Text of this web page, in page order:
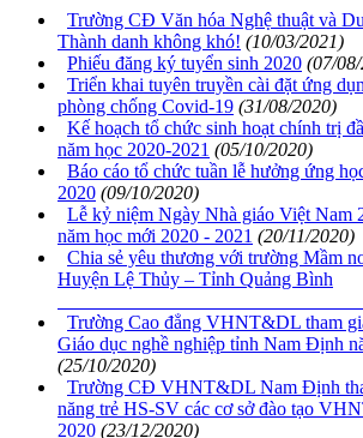
Trường CĐ Văn hóa Nghệ thuật và
Thành danh không khó! (10/03/2021)
Phiếu đăng ký tuyển sinh 2020 (07/
Triển khai tuyên truyền cài đặt ứng
phòng chống Covid-19 (31/08/2020)
Kế hoạch tổ chức sinh hoạt chính trị
năm học 2020-2021 (05/10/2020)
Báo cáo tổ chức tuần lễ hưởng ứng
2020 (09/10/2020)
Lễ kỷ niệm Ngày Nhà giáo Việt Nam
năm học mới 2020 - 2021 (20/11/2020)
Chia sẻ yêu thương với trường Mầm
Huyện Lệ Thủy – Tỉnh Quảng Bình
Trường Cao đẳng VHNT&DL tham
Giáo dục nghề nghiệp tỉnh Nam Định
(25/10/2020)
Trường CĐ VHNT&DL Nam Định
năng trẻ HS-SV các cơ sở đào tạo
2020 (23/12/2020)